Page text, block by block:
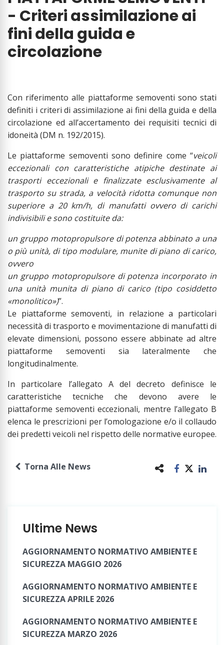
- Criteri assimilazione ai
fini della guida e
circolazione
Con riferimento alle piattaforme semoventi sono stati
definiti i criteri di assimilazione ai fini della guida e della
circolazione ed all’accertamento dei requisiti tecnici di
idoneità (DM n. 192/2015).
Le piattaforme semoventi sono definire come “veicoli
eccezionali con caratteristiche atipiche destinate ai
trasporti eccezionali e finalizzate esclusivamente al
trasporto su strada, a velocità ridotta comunque non
superiore a 20 km/h, di manufatti ovvero di carichi
indivisibili e sono costituite da:
un gruppo motopropulsore di potenza abbinato a una
o più unità, di tipo modulare, munite di piano di carico,
ovvero
un gruppo motopropulsore di potenza incorporato in
una unità munita di piano di carico (tipo cosiddetto
«monolitico»)”.
Le piattaforme semoventi, in relazione a particolari
necessità di trasporto e movimentazione di manufatti di
elevate dimensioni, possono essere abbinate ad altre
piattaforme semoventi sia lateralmente che
longitudinalmente.
In particolare l’allegato A del decreto definisce le
caratteristiche tecniche che devono avere le
piattaforme semoventi eccezionali, mentre l’allegato B
elenca le prescrizioni per l’omologazione e/o il collaudo
dei predetti veicoli nel rispetto delle normative europee.
Torna Alle News
Ultime News
AGGIORNAMENTO NORMATIVO AMBIENTE E
SICUREZZA MAGGIO 2026
AGGIORNAMENTO NORMATIVO AMBIENTE E
SICUREZZA APRILE 2026
AGGIORNAMENTO NORMATIVO AMBIENTE E
SICUREZZA MARZO 2026